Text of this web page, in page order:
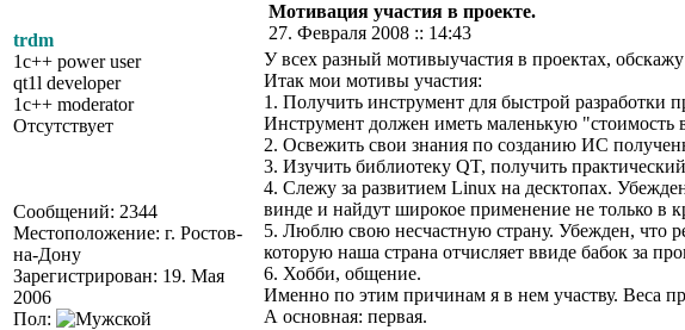
trdm
1c++ power user
qt1l developer
1c++ moderator
Отсутствует
Сообщений: 2344
Местоположение: г. Ростов-
на-Дону
Зарегистрирован: 19. Мая
2006
Пол:
Мотивация участия в проекте.
27. Февраля 2008 :: 14:43
У всех разный мотивыучастия в проектах,
Итак мои мотивы участия:
1. Получить инструмент для быстрой разработки
Инструмент должен иметь маленькую "стоимость
2. Освежить свои знания по созданию ИС
3. Изучить библиотеку QT, получить
4. Слежу за развитием Linux на десктопах.
винде и найдут широкое применение не только в
5. Люблю свою несчастную страну. Убежден, что
которую наша страна отчисляет ввиде бабок за
6. Хобби, общение.
Именно по этим причинам я в нем участву. Веса
А основная: первая.